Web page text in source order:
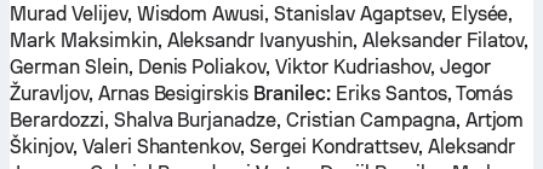
Murad Velijev, Wisdom Awusi, Stanislav Agaptsev, Elysée,
Mark Maksimkin, Aleksandr Ivanyushin, Aleksander Filatov,
German Slein, Denis Poliakov, Viktor Kudriashov, Jegor
Žuravljov, Arnas Besigirskis Branilec:Eriks Santos, Tomás
Berardozzi, Shalva Burjanadze, Cristian Campagna, Artjom
Škinjov, Valeri Shantenkov, Sergei Kondrattsev, Aleksandr